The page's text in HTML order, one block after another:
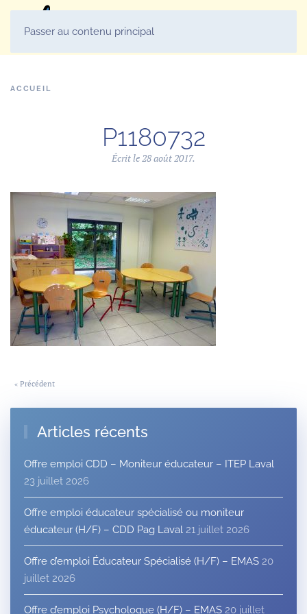
Passer au contenu principal
ACCUEIL
P1180732
Écrit le28 août 2017.
« Précédent
Articles récents
Offre emploi CDD – Moniteur éducateur – ITEP Laval
23 juillet 2026
Offre emploi éducateur spécialisé ou moniteur
éducateur (H/F) – CDD Pag Laval 21 juillet 2026
Offre d’emploi Éducateur Spécialisé (H/F) – EMAS 20
juillet 2026
Offre d’emploi Psychologue (H/F) – EMAS 20 juillet